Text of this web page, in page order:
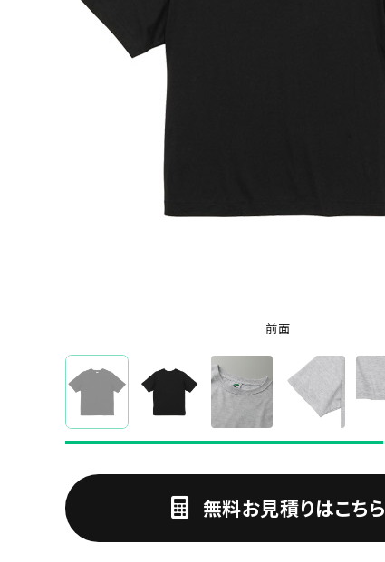
オリジナルTシャツを機能から選ぶ
ドライTシャツ
オリジナルTシャツを本体カラーから選ぶ
ブランドから選ぶ
前面
無料お見積りはこちら